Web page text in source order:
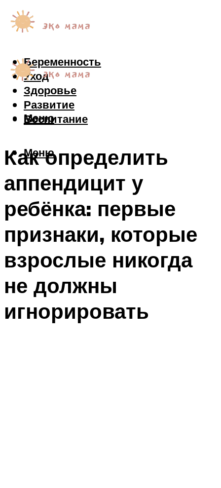
Беременность
Уход
Здоровье
Развитие
Воспитание
Меню
Меню
Как определить
аппендицит у
ребёнка: первые
признаки, которые
взрослые никогда
не должны
игнорировать